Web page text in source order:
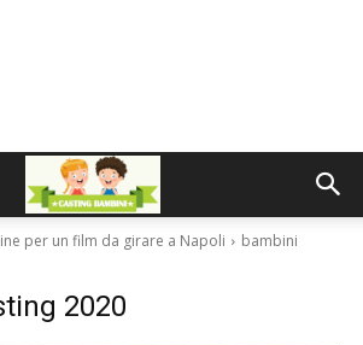
per un film da girare a Napoli
bambini
2020